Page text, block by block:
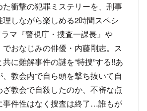
衝撃の犯罪ミステリーを、刑事
理しながら楽しめる2時間スペシ
マ『警視庁・捜査一課長』や
でおなじみの俳優・内藤剛志。ス
に難解事件の謎を“特捜”する!!あ
、教会内で自ら頭を撃ち抜いて自
教会で自殺したのか、不審な点
事件性はなく捜査は終了…誰もが